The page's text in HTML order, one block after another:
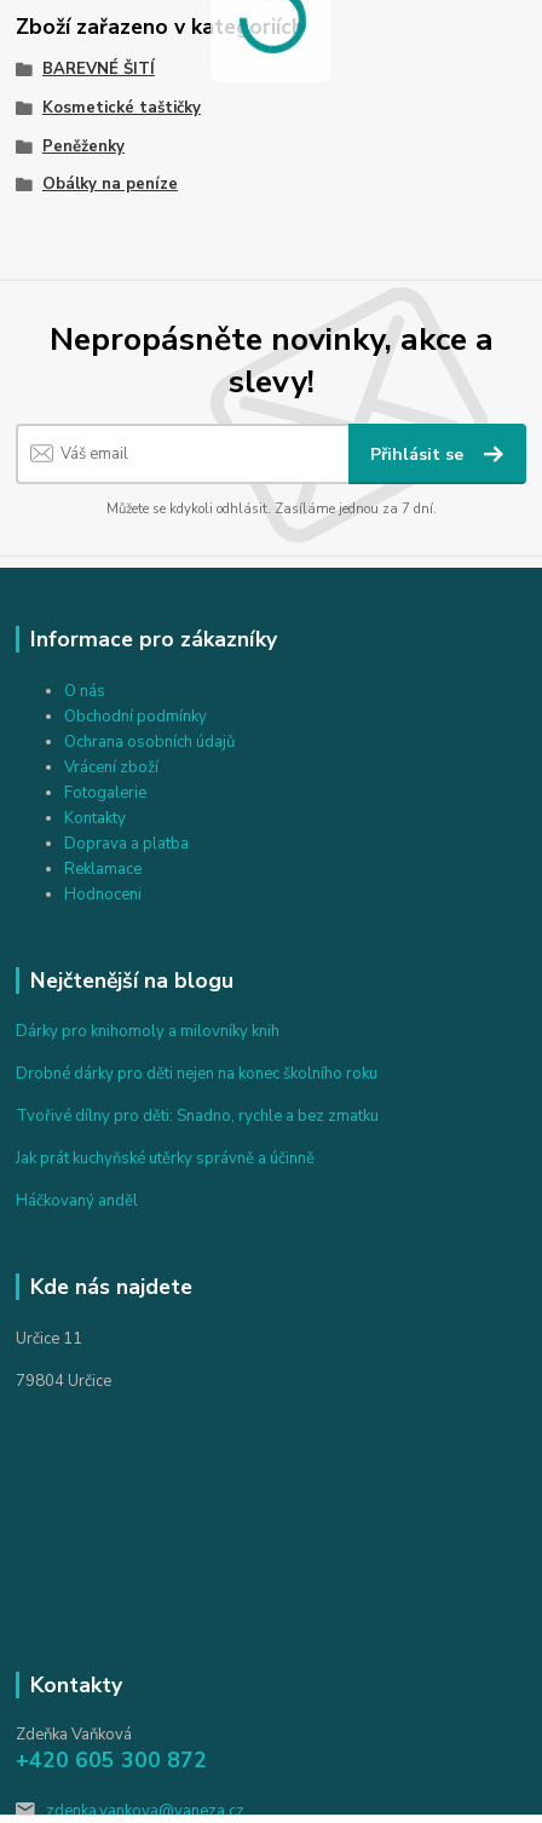
Zboží zařazeno v kategoriích
BAREVNÉ ŠITÍ
Kosmetické taštičky
Peněženky
Obálky na peníze
Nepropásněte novinky, akce a
slevy!
Přihlásit se
Můžete se kdykoli odhlásit. Zasíláme jednou za 7 dní.
Informace pro zákazníky
O nás
Obchodní podmínky
Ochrana osobních údajů
Vrácení zboží
Fotogalerie
Kontakty
Doprava a platba
Reklamace
Hodnoceni
Nejčtenější na blogu
Dárky pro knihomoly a milovníky knih
Drobné dárky pro děti nejen na konec školního roku
Tvořivé dílny pro děti: Snadno, rychle a bez zmatku
Jak prát kuchyňské utěrky správně a účinně
Háčkovaný anděl
Kde nás najdete
Určice 11
79804 Určice
Kontakty
Zdeňka Vaňková
+420 605 300 872
zdenka.vankova@vaneza.cz